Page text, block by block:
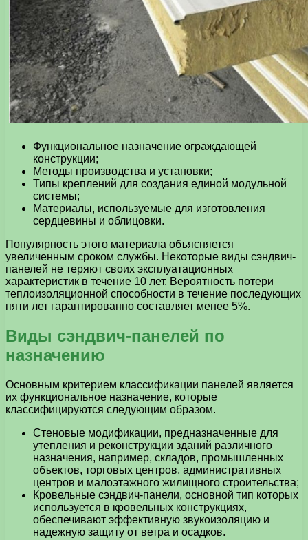
Функциональное назначение ограждающей
конструкции;
Методы производства и установки;
Типы креплений для создания единой модульной
системы;
Материалы, используемые для изготовления
сердцевины и облицовки.
Популярность этого материала объясняется
увеличенным сроком службы. Некоторые виды сэндвич-
панелей не теряют своих эксплуатационных
характеристик в течение 10 лет. Вероятность потери
теплоизоляционной способности в течение последующих
пяти лет гарантированно составляет менее 5%.
Виды сэндвич-панелей по
назначению
Основным критерием классификации панелей является
их функциональное назначение, которые
классифицируются следующим образом.
Стеновые модификации, предназначенные для
утепления и реконструкции зданий различного
назначения, например, складов, промышленных
объектов, торговых центров, административных
центров и малоэтажного жилищного строительства;
Кровельные сэндвич-панели, основной тип которых
используется в кровельных конструкциях,
обеспечивают эффективную звукоизоляцию и
надежную защиту от ветра и осадков.